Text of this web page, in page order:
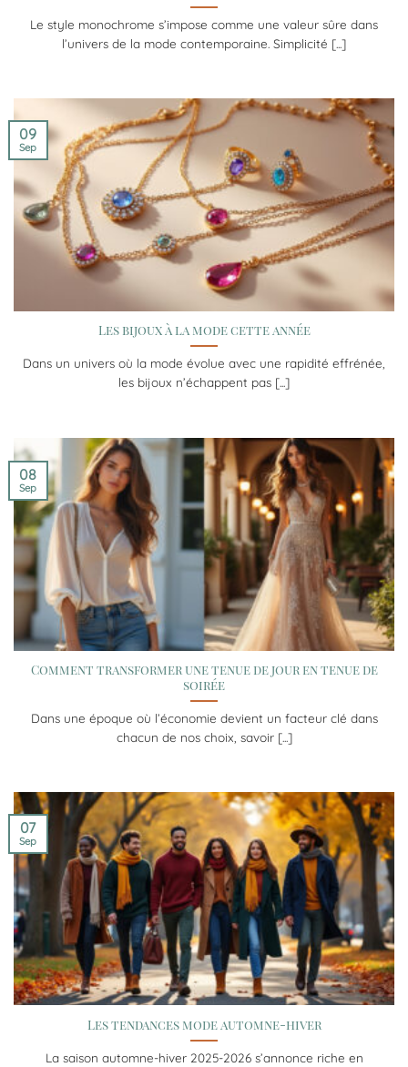
Le style monochrome s’impose comme une valeur sûre dans
l’univers de la mode contemporaine. Simplicité [...]
Les bijoux à la mode cette année
Dans un univers où la mode évolue avec une rapidité effrénée,
les bijoux n’échappent pas [...]
09
Sep
Comment transformer une tenue de jour en tenue de
soirée
Dans une époque où l’économie devient un facteur clé dans
chacun de nos choix, savoir [...]
08
Sep
Les tendances mode automne-hiver
La saison automne-hiver 2025-2026 s’annonce riche en
07
Sep